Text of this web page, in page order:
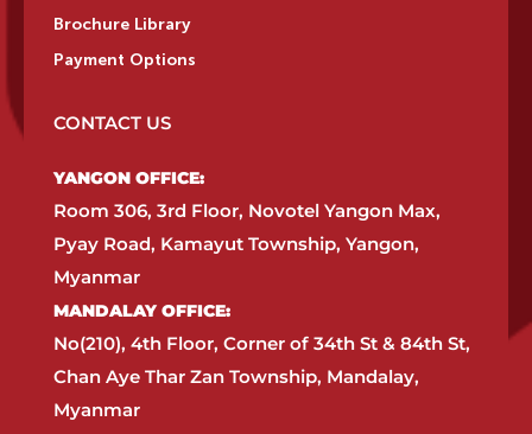
Brochure Library
Payment Options
CONTACT US
YANGON OFFICE:​
Room 306, 3rd Floor, Novotel Yangon Max,
Pyay Road, Kamayut Township, Yangon,
Myanmar​
MANDALAY OFFICE:​
No(210), 4th Floor, Corner of 34th St & 84th St,
Chan Aye Thar Zan Township, Mandalay,
Myanmar